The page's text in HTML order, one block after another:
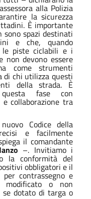
alla Polizia
la sicurezza
È importante
sono spazi destinati
e che, quando
le piste ciclabili e i
non devono essere
come strumenti
di chi utilizza questi
della strada. È
questa fase con
collaborazione tra
Codice della
e facilmente
il comandante
–. Invitiamo i
la conformità del
obbligatori e il
contrassegno e
modificato o non
se dotato di targa o